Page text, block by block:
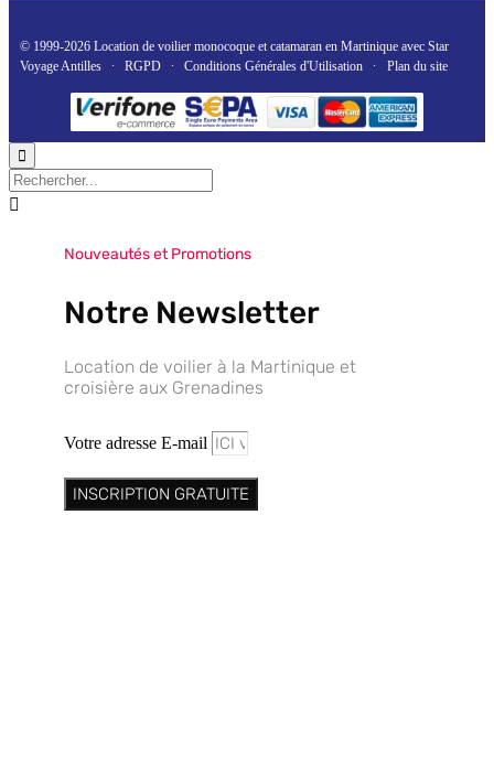
© 1999-2026 Location de voilier monocoque et catamaran en Martinique avec Star
Voyage Antilles ∙ RGPD ∙ Conditions Générales d'Utilisation ∙ Plan du site


Nouveautés et Promotions
Notre Newsletter
Location de voilier à la Martinique et
croisière aux Grenadines
Votre adresse E-mail
INSCRIPTION GRATUITE